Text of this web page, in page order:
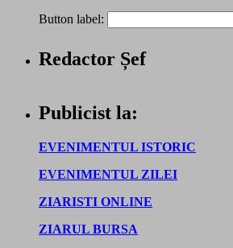
Button label:
Redactor Șef
Publicist la:
EVENIMENTUL ISTORIC
EVENIMENTUL ZILEI
ZIARISTI ONLINE
ZIARUL BURSA